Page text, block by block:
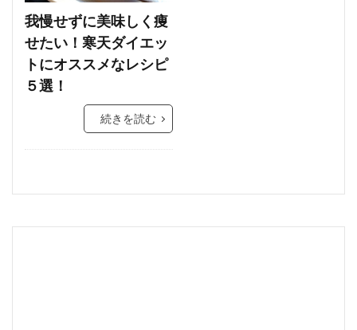
我慢せずに美味しく痩
せたい！寒天ダイエッ
トにオススメなレシピ
５選！
続きを読む